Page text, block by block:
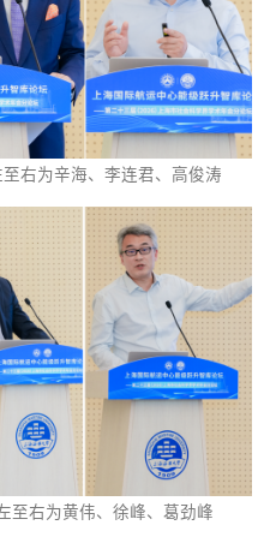
右为辛海、李连君、高俊涛
至右为黄伟、徐峰、葛劲峰